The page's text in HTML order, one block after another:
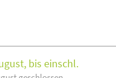
bis einschl.